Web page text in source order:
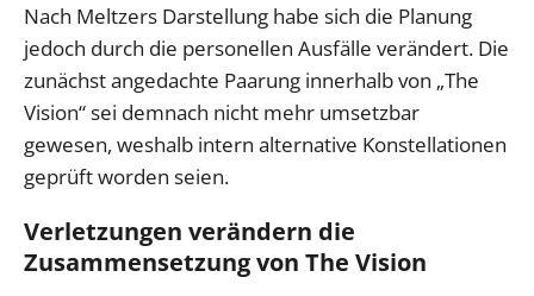
Nach Meltzers Darstellung habe sich die Planung
jedoch durch die personellen Ausfälle verändert. Die
zunächst angedachte Paarung innerhalb von „The
Vision“ sei demnach nicht mehr umsetzbar
gewesen, weshalb intern alternative Konstellationen
geprüft worden seien.
Verletzungen verändern die
Zusammensetzung von The Vision